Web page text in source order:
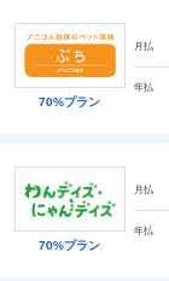
70%プラン
月払
年払
70%プラン
月払
年払